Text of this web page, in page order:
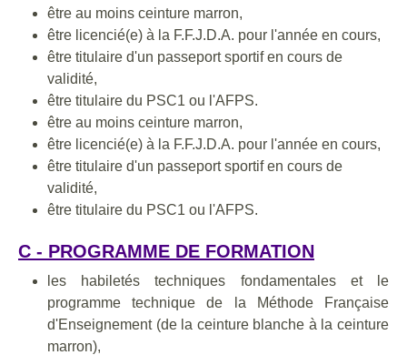
être au moins ceinture marron,
être licencié(e) à la F.F.J.D.A. pour l'année en cours,
être titulaire d'un passeport sportif en cours de
validité,
être titulaire du PSC1 ou l'AFPS.
être au moins ceinture marron,
être licencié(e) à la F.F.J.D.A. pour l'année en cours,
être titulaire d'un passeport sportif en cours de
validité,
être titulaire du PSC1 ou l'AFPS.
C - PROGRAMME DE FORMATION
les habiletés techniques fondamentales et le
programme technique de la Méthode Française
d'Enseignement (de la ceinture blanche à la ceinture
marron),